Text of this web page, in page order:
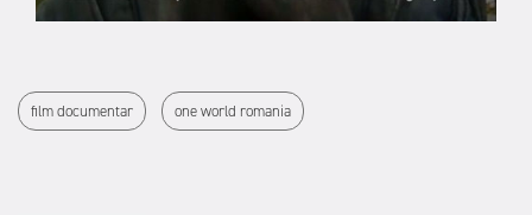
film documentar one world romania